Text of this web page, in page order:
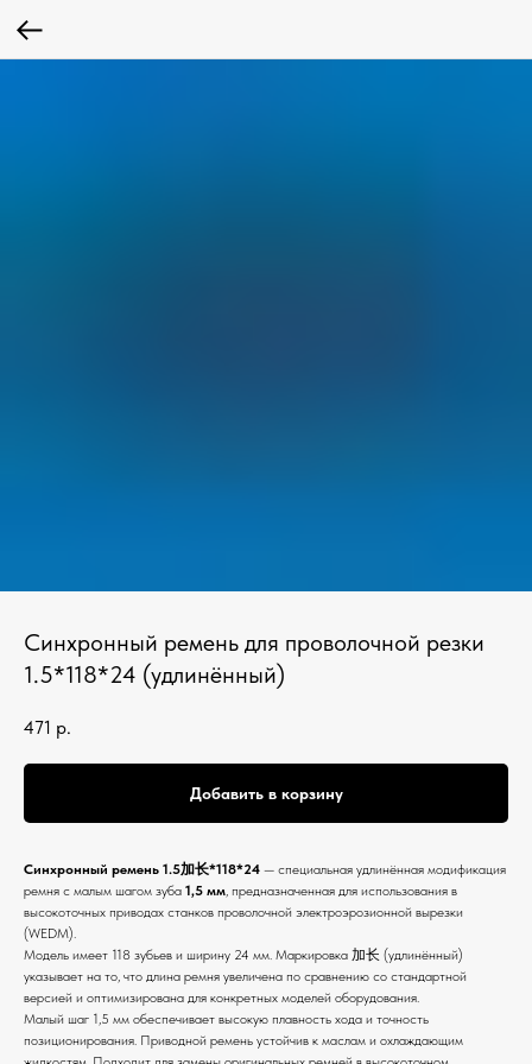
Синхронный ремень для проволочной резки
1.5*118*24 (удлинённый)
471 р.
Добавить в корзину
Синхронный ремень 1.5加长*118*24 — специальная удлинённая модификация
ремня с малым шагом зуба 1,5 мм, предназначенная для использования в
высокоточных приводах станков проволочной электроэрозионной вырезки
(WEDM).
Модель имеет 118 зубьев и ширину 24 мм. Маркировка 加长 (удлинённый)
указывает на то, что длина ремня увеличена по сравнению со стандартной
версией и оптимизирована для конкретных моделей оборудования.
Малый шаг 1,5 мм обеспечивает высокую плавность хода и точность
позиционирования. Приводной ремень устойчив к маслам и охлаждающим